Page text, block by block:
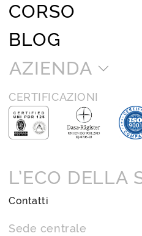
CORSO
BLOG
AZIENDA
CERTIFICAZIONI
L’ECO DELLA
Contatti
Sede centrale